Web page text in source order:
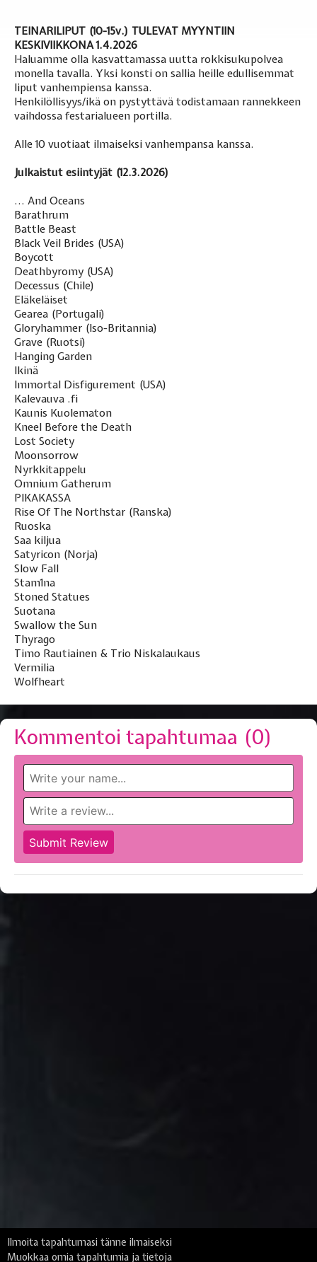
TEINARILIPUT (10-15v.) TULEVAT MYYNTIIN
KESKIVIIKKONA 1.4.2026
Haluamme olla kasvattamassa uutta rokkisukupolvea
monella tavalla. Yksi konsti on sallia heille edullisemmat
liput vanhempiensa kanssa.
Henkilöllisyys/ikä on pystyttävä todistamaan rannekkeen
vaihdossa festarialueen portilla.
Alle 10 vuotiaat ilmaiseksi vanhempansa kanssa.
Julkaistut esiintyjät (12.3.2026)
... And Oceans
Barathrum
Battle Beast
Black Veil Brides (USA)
Boycott
Deathbyromy (USA)
Decessus (Chile)
Eläkeläiset
Gearea (Portugali)
Gloryhammer (Iso-Britannia)
Grave (Ruotsi)
Hanging Garden
Ikinä
Immortal Disfigurement (USA)
Kalevauva .fi
Kaunis Kuolematon
Kneel Before the Death
Lost Society
Moonsorrow
Nyrkkitappelu
Omnium Gatherum
PIKAKASSA
Rise Of The Northstar (Ranska)
Ruoska
Saa kiljua
Satyricon (Norja)
Slow Fall
Stam1na
Stoned Statues
Suotana
Swallow the Sun
Thyrago
Timo Rautiainen & Trio Niskalaukaus
Vermilia
Wolfheart
Kommentoi tapahtumaa (0)
Ilmoita tapahtumasi tänne ilmaiseksi
Muokkaa omia tapahtumia ja tietoja